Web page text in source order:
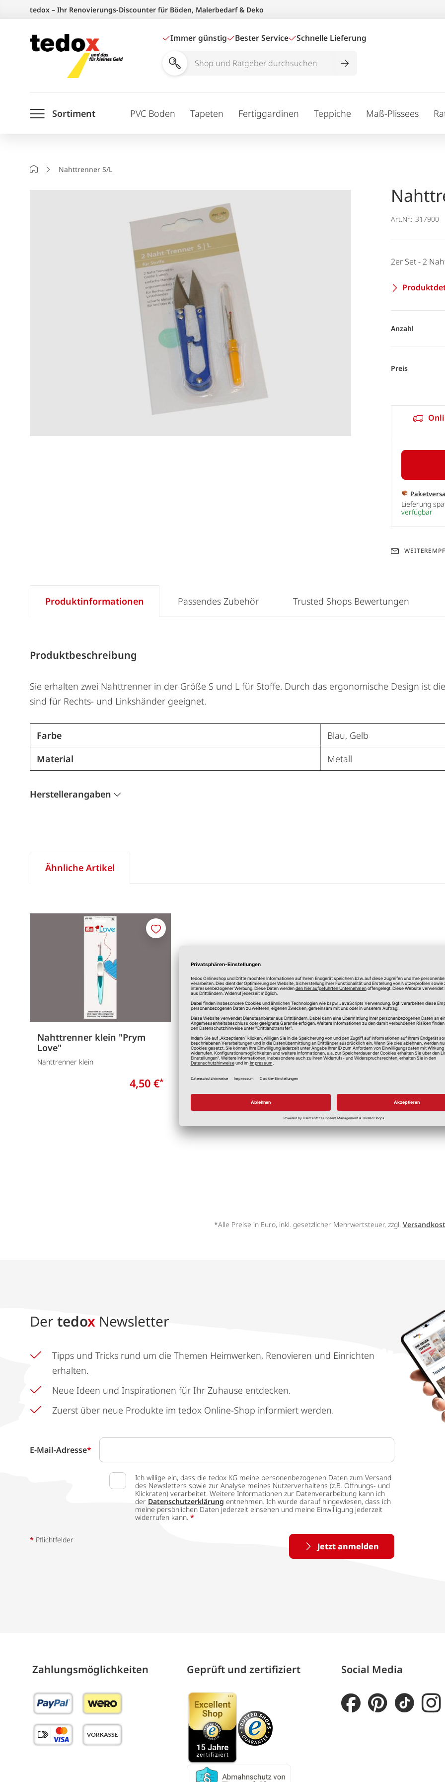
springen
tedox – Ihr Renovierungs-Discounter für Böden, Malerbedarf & Deko
Immer günstig Bester Service Schnelle Lieferung
Shop
durchsuchen
Sortiment PVC Boden Tapeten Fertiggardinen Teppiche Maß-Plissees
StartseiteNahttrenner S/L
Art.Nr.: 317900
2er Set - 2
Anzahl
Preis
Lieferung
verfügbar
Produktinformationen
Produktbeschreibung
Sie erhalten zwei Nahttrenner in der Größe S und L für Stoffe. Durch das ergonomische Design ist
sind für Rechts- und Linkshänder geeignet.
Farbe
Blau, Gelb
Material
Metall
Herstellerangaben
Passendes Zubehör Trusted Shops Bewertungen
Ähnliche Artikel
Nahttrenner klein "Prym
Love"
Nahttrenner klein
4,50 €*
Merken
*Alle Preise in Euro, inkl. gesetzlicher Mehrwertsteuer, zzgl.
Der tedox Newsletter
Tipps und Tricks rund um die Themen Heimwerken, Renovieren und Einrichten
erhalten.
Neue Ideen und Inspirationen für Ihr Zuhause entdecken.
Zuerst über neue Produkte im tedox Online-Shop informiert werden.
E-Mail-Adresse*
Ich willige ein, dass die tedox KG meine personenbezogenen Daten zum Versand
des Newsletters sowie zur Analyse meines Nutzerverhaltens (z.B. Öffnungs- und
Klickraten) verarbeitet. Weitere Informationen zur Datenverarbeitung kann ich
der Datenschutzerklärung entnehmen. Ich wurde darauf hingewiesen, dass ich
meine persönlichen Daten jederzeit einsehen und meine Einwilligung jederzeit
widerrufen kann. *
Jetzt anmelden
* Pflichtfelder
Zahlungs­möglich­keiten Geprüft und zertifiziert Social Media